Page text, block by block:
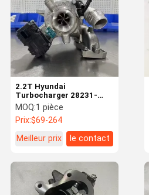
2.2T Hyundai
Turbocharger 28231-
2R100 53039700785
53039880785
Maintenance du moteur
MOQ:1 pièce
Prix:$69-264
Meilleur prix
le contact